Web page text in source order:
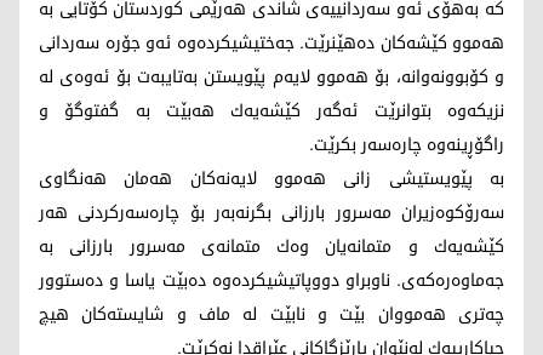
كه‌ به‌هۆی ئه‌و سه‌ردانییه‌ی شاندی هه‌رێمی كوردستان كۆتایی به‌
هه‌موو كێشه‌كان ده‌هێنرێت. جه‌ختیشیكرده‌وه‌ ئه‌و جۆره‌ سه‌ردانی
و كۆبوونه‌وانه‌، بۆ هه‌موو لایه‌م پێویستن به‌تایبه‌ت بۆ ئه‌وه‌ی له‌
نزیكه‌وه‌ بتوانرێت ئه‌گه‌ر كێشه‌یه‌ك هه‌بێت به‌ گفتوگۆ و
راگۆڕینه‌وه‌ چاره‌سه‌ر بكرێت.
به‌ پێویستیشی زانی هه‌موو لایه‌نه‌كان هه‌مان هه‌نگاوی
سه‌رۆكوه‌زیران مه‌سرور بارزانی بگرنه‌به‌ر بۆ چاره‌سه‌ركردنی هه‌ر
كێشه‌یه‌ك و متمانه‌یان وه‌ك متمانه‌ی مه‌سرور بارزانی به‌
جه‌ماوه‌ره‌كه‌ی. ناوبراو دووپاتیشیكرده‌وه‌ ده‌بێت یاسا و ده‌ستوور
چه‌تری هه‌مووان بێت و نابێت له‌ ماف و شایسته‌كان هیچ